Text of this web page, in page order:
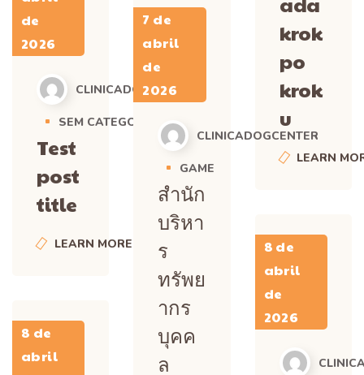
krok
po
krok
u
LEARN
de
2026
CLINICADOGCENTER
SEM CATEGORIA
Test
post
title
LEARN MORE
7 de
abril
de
2026
CLINICADOGCENTER
GAME
สำนัก
บริหา
ร
ทรัพย
ากร
บุคค
ล
8 de
abril
de
2026
8 de
abril